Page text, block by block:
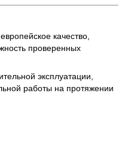
качество,
проверенных
эксплуатации,
работы на протяжении